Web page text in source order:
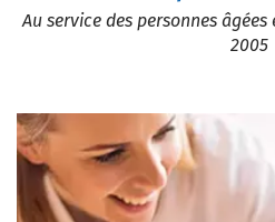
Au service des personnes
2005